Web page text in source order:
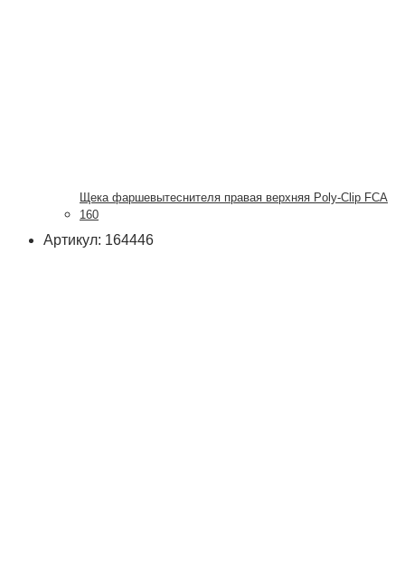
Щека фаршевытеснителя правая верхняя Poly-Clip FCA
160
Артикул: 164446